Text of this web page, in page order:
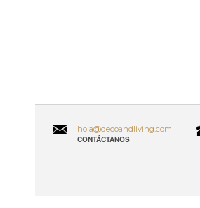
hola@decoandliving.com
CONTÁCTANOS